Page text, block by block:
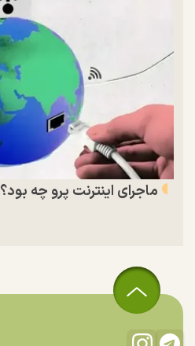
ماجرای اینترنت پرو چه بود؟